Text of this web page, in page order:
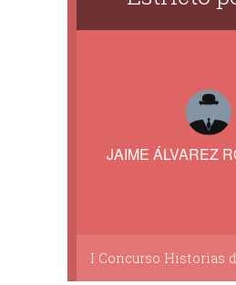
JAIME ÁLVAREZ
I Concurso Historias